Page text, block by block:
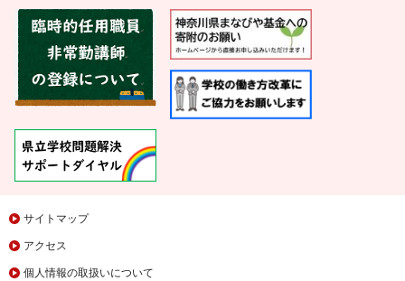
サイトマップ
アクセス
個人情報の取扱いについて